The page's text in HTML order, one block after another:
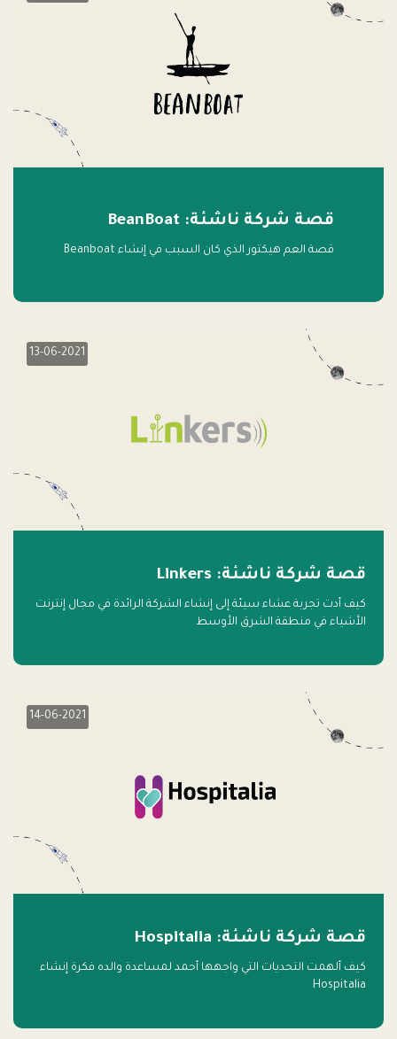
قصة شركة ناشئة: BeanBoat
قصة العم هيكتور الذي كان السبب في إنشاء Beanboat
13-06-2021
قصة شركة ناشئة: Linkers
كيف أدت تجربة عشاء سيئة إلى إنشاء الشركة الرائدة في مجال إنترنت
الأشياء في منطقة الشرق الأوسط
14-06-2021
قصة شركة ناشئة: Hospitalia
كيف ألهمت التحديات التي واجهها أحمد لمساعدة والده فكرة إنشاء
Hospitalia